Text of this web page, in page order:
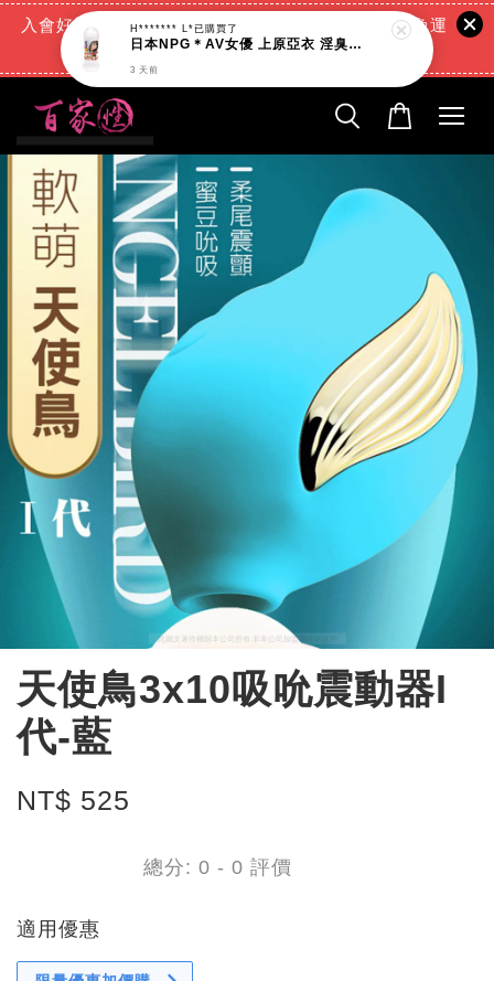
入會好禮:(消費滿888元=現折88元)+(滿666元超商免運
費)+(交易完成再送現金回饋)
天使鳥3x10吸吮震動器I
代-藍
NT$ 525
總分: 0 - 0 評價
適用優惠